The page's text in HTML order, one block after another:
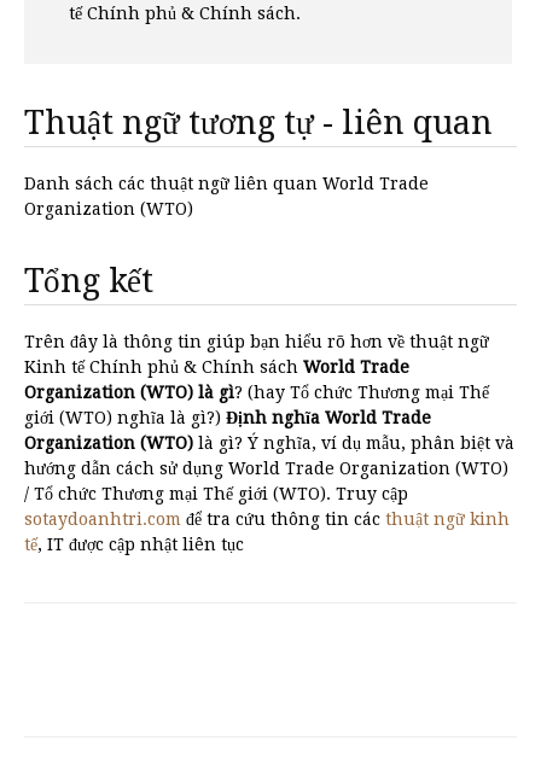
tế Chính phủ & Chính sách.
Thuật ngữ tương tự - liên quan
Danh sách các thuật ngữ liên quan World Trade
Organization (WTO)
Tổng kết
Trên đây là thông tin giúp bạn hiểu rõ hơn về thuật ngữ
Kinh tế Chính phủ & Chính sách World Trade
Organization (WTO) là gì? (hay Tổ chức Thương mại Thế
giới (WTO) nghĩa là gì?) Định nghĩa World Trade
Organization (WTO) là gì? Ý nghĩa, ví dụ mẫu, phân biệt và
hướng dẫn cách sử dụng World Trade Organization (WTO)
/ Tổ chức Thương mại Thế giới (WTO). Truy cập
sotaydoanhtri.com để tra cứu thông tin các thuật ngữ kinh
tế, IT được cập nhật liên tục